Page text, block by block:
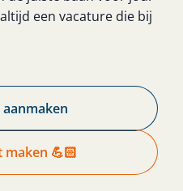
een vacature die bij
aanmaken
💪🏻